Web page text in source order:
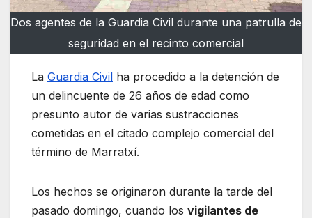
Dos agentes de la Guardia Civil durante una patrulla de
seguridad en el recinto comercial
La Guardia Civil ha procedido a la detención de
un delincuente de 26 años de edad como
presunto autor de varias sustracciones
cometidas en el citado complejo comercial del
término de Marratxí.
Los hechos se originaron durante la tarde del
pasado domingo, cuando los vigilantes de